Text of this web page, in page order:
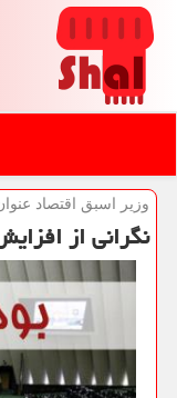
وزیر اسبق اقتصاد
نگرانی از